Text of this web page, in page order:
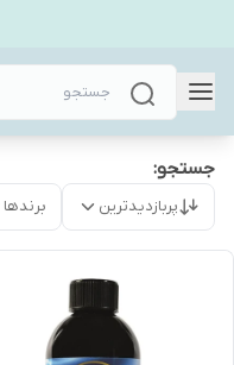
جستجو:
پربازدیدترین برندها